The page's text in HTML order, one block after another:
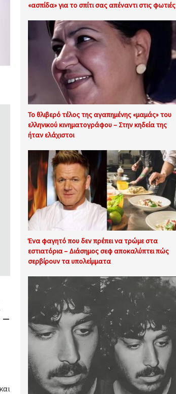
«ασπίδα» για το σπίτι σας απέναντι στις φωτιές
Το θλιβερό τέλος της αγαπημένης «μαμάς» του
ελληνικού κινηματογράφου – Στην κηδεία της
ήταν ελάχιστοι
Ένα φαγητό που δεν πρέπει να τρώμε στα
εστιατόρια – Διάσημος σεφ αποκαλύπτει πώς
σερβίρουν τα υπολείμματα